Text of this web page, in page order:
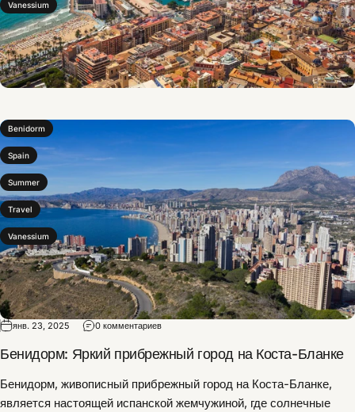
Vanessium
Benidorm
Spain
Summer
Travel
Vanessium
янв. 23, 2025 0 комментариев
Бенидорм: Яркий прибрежный город на Коста-Бланке
Бенидорм, живописный прибрежный город на Коста-Бланке,
является настоящей испанской жемчужиной, где солнечные